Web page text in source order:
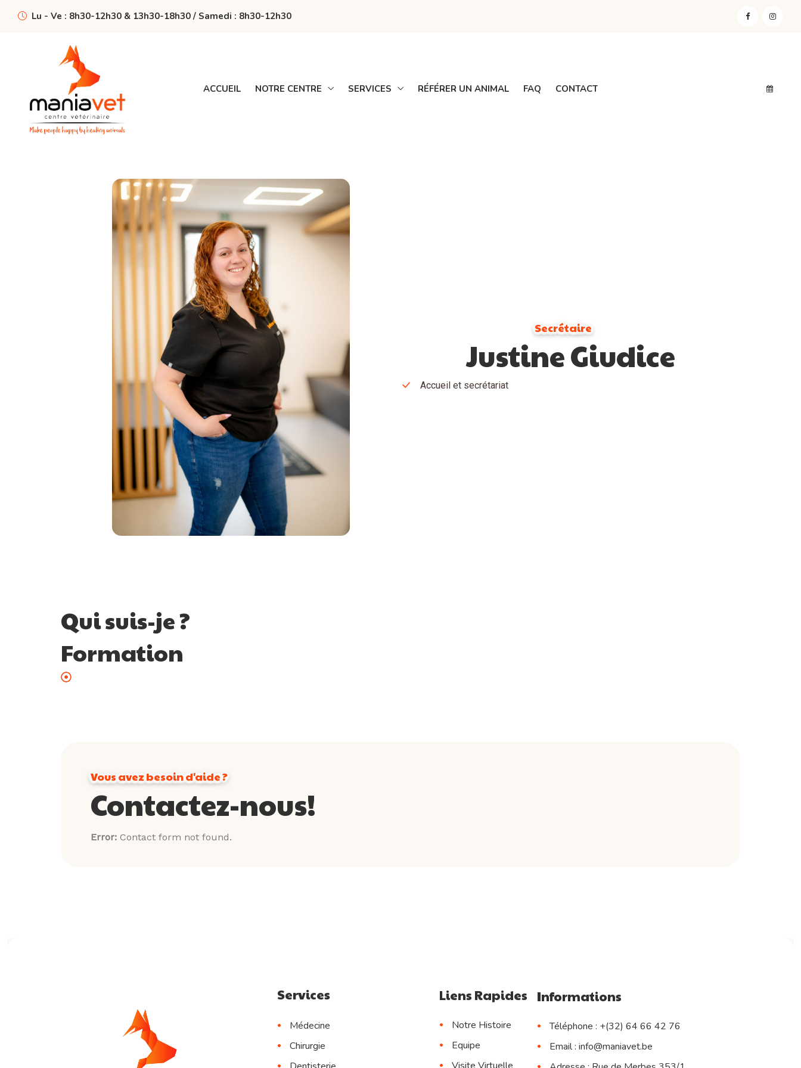
Lu - Ve : 8h30-12h30 & 13h30-18h30 / Samedi : 8h30-12h30
ACCUEIL NOTRE CENTRE SERVICES RÉFÉRER UN ANIMAL FAQ CONTACT
Secrétaire
Justine Giudice
Accueil et secrétariat
Qui suis-je ?
Formation
Vous avez besoin d'aide ?
Contactez-nous!
Error: Contact form not found.
Services
Médecine
Chirurgie
Liens Rapides
Notre Histoire
Equipe
Informations
Téléphone : +(32) 64 66 42 76
Email : info@maniavet.be